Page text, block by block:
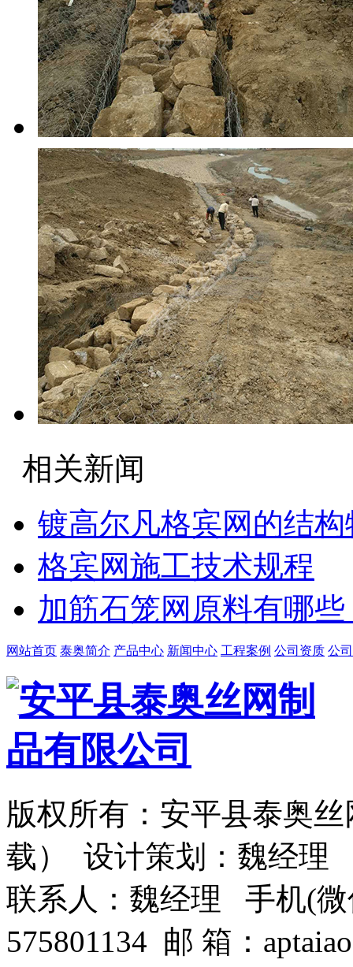
相关新闻
镀高尔凡格宾网的结构
格宾网施工技术规程
加筋石笼网原料有哪些
网站首页 泰奥简介 产品中心 新闻中心 工程案例 公司资质 公
版权所有：安平县泰奥
载） 设计策划：魏经理
联系人：魏经理 手机(微
575801134 邮 箱：